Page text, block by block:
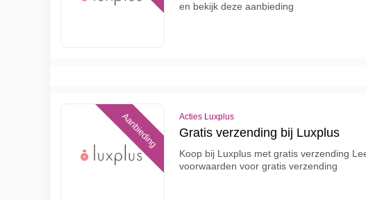
en bekijk deze aanbieding
Aanbieding Acties Luxplus
Gratis verzending bij Luxplus
Koop bij Luxplus met gratis verzending
voorwaarden voor gratis verzending